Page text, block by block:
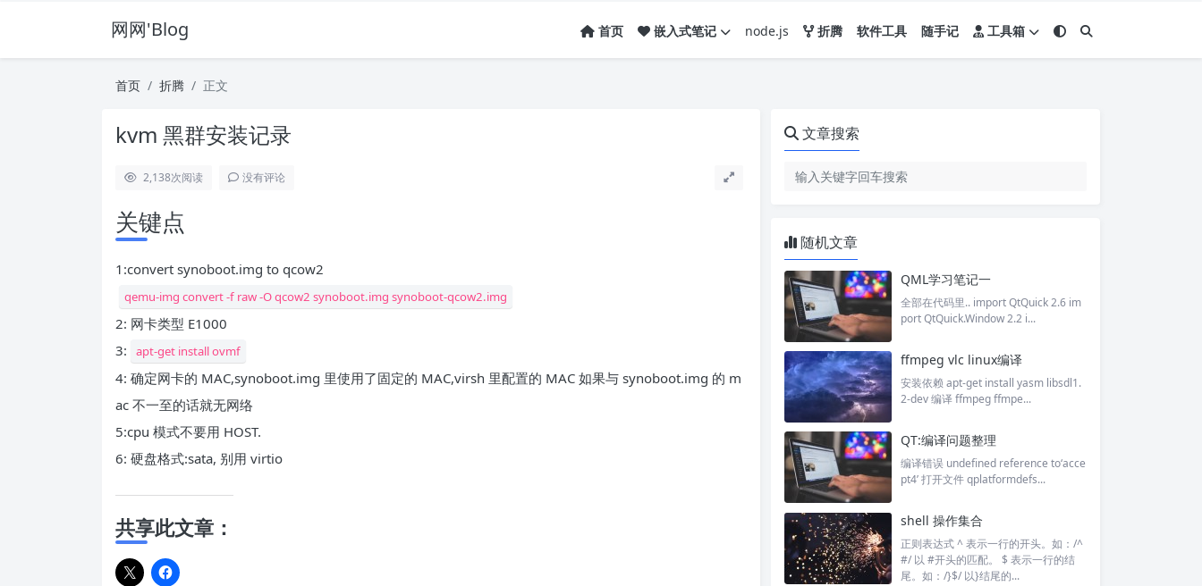
网网'Blog 首页 嵌入式笔记 node.js 折腾 软件工具 随手记 工具箱
首页 折腾 正文
kvm 黑群安装记录
2,138次阅读 没有评论
关键点
1:convert synoboot.img to qcow2
qemu-img convert -f raw -O qcow2 synoboot.img synoboot-qcow2.img
2: 网卡类型 E1000
3:
apt-get install ovmf
4: 确定网卡的 MAC,synoboot.img 里使用了固定的 MAC,virsh 里配置的 MAC 如果与 synoboot.img 的 m
ac 不一至的话就无网络
5:cpu 模式不要用 HOST.
6: 硬盘格式:sata, 别用 virtio
共享此文章：
文章搜索
随机文章
QML学习笔记一
全部在代码里.. import QtQuick 2.6 im
port QtQuick.Window 2.2 i...
ffmpeg vlc linux编译
安装依赖 apt-get install yasm libsdl1.
2-dev 编译 ffmpeg ffmpe...
QT:编译问题整理
编译错误 undefined reference to‘acce
pt4’ 打开文件 qplatformdefs...
shell 操作集合
正则表达式 ^ 表示一行的开头。如：/^
#/ 以 #开头的匹配。 $ 表示一行的结
尾。如：/}$/ 以}结尾的...